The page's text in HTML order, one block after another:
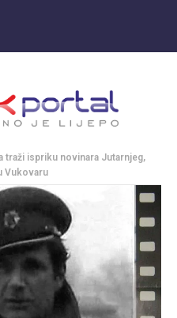
traži ispriku novinara Jutarnjeg,
Vukovaru